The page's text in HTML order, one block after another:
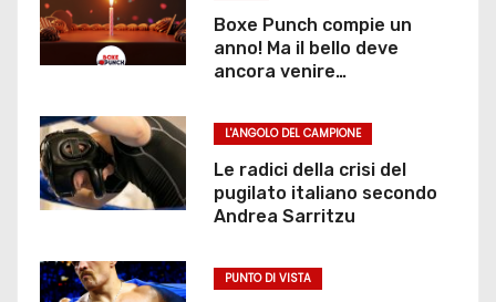
Boxe Punch compie un
anno! Ma il bello deve
ancora venire…
L'ANGOLO DEL CAMPIONE
Le radici della crisi del
pugilato italiano secondo
Andrea Sarritzu
PUNTO DI VISTA